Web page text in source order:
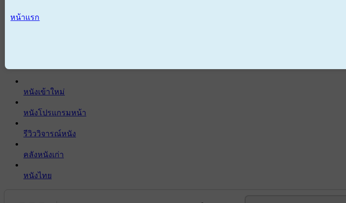
หน้าแรก
หนังเข้าใหม่
หนังโปรแกรมหน้า
รีวิววิจารณ์หนัง
คลังหนังเก่า
หนังไทย